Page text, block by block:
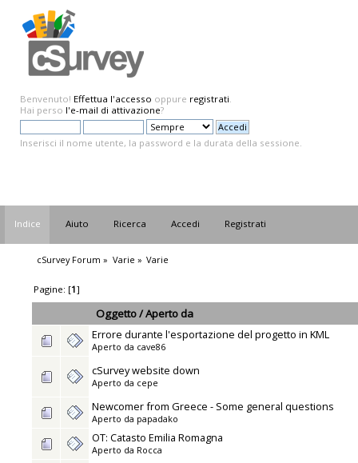
Benvenuto! Effettua l'accesso oppure registrati.
Hai perso l'e-mail di attivazione?
Inserisci il nome utente, la password e la durata della sessione.
Indice Aiuto Ricerca Accedi Registrati
cSurvey Forum » Varie » Varie
Pagine: [1]
Oggetto/Aperto da
Errore durante l'esportazione del progetto in KML
Aperto da cave86
cSurvey website down
Aperto da cepe
Newcomer from Greece - Some general questions
Aperto da papadako
OT: Catasto Emilia Romagna
Aperto da Rocca